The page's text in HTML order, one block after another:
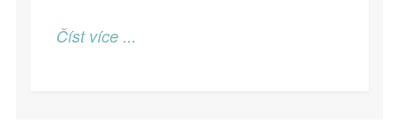
Číst více ...